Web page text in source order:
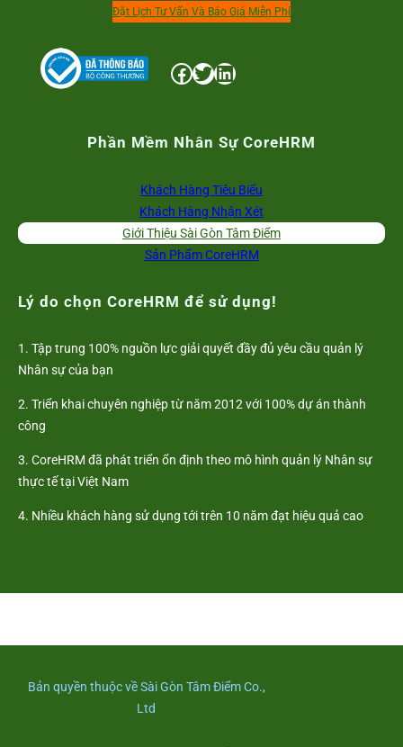
Đặt Lịch Tư Vấn Và Báo Giá Miễn Phí
Facebook Twitter LinkedIn
Phần Mềm Nhân Sự CoreHRM
Khách Hàng Tiêu Biểu
Khách Hàng Nhận Xét
Giới Thiệu Sài Gòn Tâm Điểm
Sản Phẩm CoreHRM
Lý do chọn CoreHRM để sử dụng!
1. Tập trung 100% nguồn lực giải quyết đầy đủ yêu cầu quản lý
Nhân sự của bạn
2. Triển khai chuyên nghiệp từ năm 2012 với 100% dự án thành
công
3. CoreHRM đã phát triển ổn định theo mô hình quản lý Nhân sự
thực tế tại Việt Nam
4. Nhiều khách hàng sử dụng tới trên 10 năm đạt hiệu quả cao
Bản quyền thuộc về Sài Gòn Tâm Điểm Co.,
Ltd